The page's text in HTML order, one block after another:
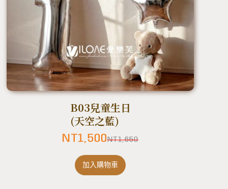
B03兒童生日
(天空之藍)
NT1,650
NT1,500
加入購物車